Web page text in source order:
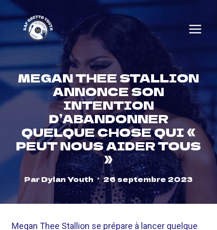
Skip
to
content
MEGAN THEE STALLION
ANNONCE SON
INTENTION
D’ABANDONNER
QUELQUE CHOSE QUI «
PEUT NOUS AIDER TOUS
»
ParDylan Youth 26 septembre 2023
Megan Thee Stallion se prépare à lancer quelque